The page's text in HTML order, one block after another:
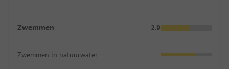
Zwemmen 2.9
Zwemmen in natuurwater